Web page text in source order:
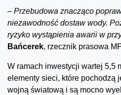
– Przebudowa znacząco
niezawodność dostaw wody.
ryzyko wystąpienia awarii w
Bańcerek, rzecznik prasowa
W ramach inwestycji wartej 5,5
elementy sieci, które pochodzą
wojną światową i są mocno